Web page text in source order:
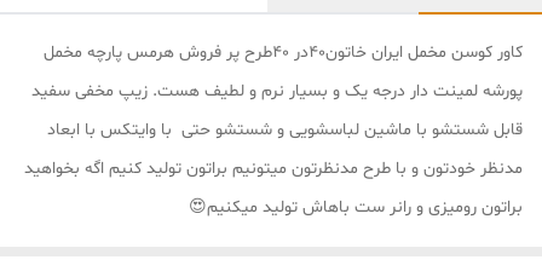
کاور کوسن مخمل ایران خاتون۴۰در ۴۰طرح پر فروش هرمس پارچه مخمل
پورشه لمینت دار درجه یک و بسیار نرم و لطیف هست. زیپ مخفی سفید
قابل شستشو با ماشین لباسشویی و شستشو حتی با وایتکس با ابعاد
مدنظر خودتون و با طرح مدنظرتون میتونیم براتون تولید کنیم اگه بخواهید
براتون رومیزی و رانر ست باهاش تولید میکنیم😍